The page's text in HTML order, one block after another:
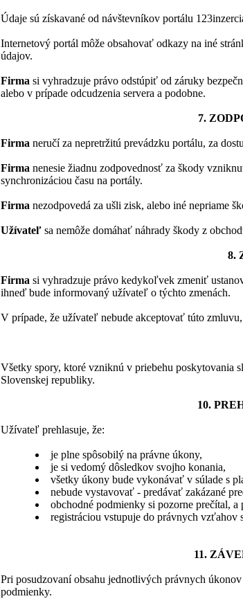
Údaje sú získavané od návštevníkov portálu
Internetový portál môže obsahovať odkazy na iné
údajov.
Firma si vyhradzuje právo odstúpiť od záruky
alebo v prípade odcudzenia servera a podobne.
7.
Firma neručí za nepretržitú prevádzku portálu, za
Firma nenesie žiadnu zodpovednosť za škody
synchronizáciou času na portály.
Firma nezodpovedá za ušli zisk, alebo iné nepriame
Užívateľ sa nemôže domáhať náhrady škody z
8.
Firma si vyhradzuje právo kedykoľvek zmeniť
ihneď bude informovaný užívateľ o týchto zmenách.
V prípade, že užívateľ nebude akceptovať túto
Všetky spory, ktoré vzniknú v priebehu poskytovania
Slovenskej republiky.
10.
Užívateľ prehlasuje, že:
je plne spôsobilý na právne úkony,
je si vedomý dôsledkov svojho konania,
všetky úkony bude vykonávať v súlade s
nebude vystavovať - predávať zakázané
obchodné podmienky si pozorne prečítal,
registráciou vstupuje do právnych vzťahov
11.
Pri posudzovaní obsahu jednotlivých právnych
podmienky.